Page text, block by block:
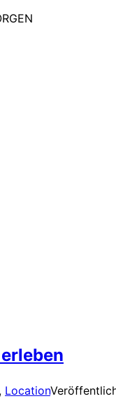
, Location